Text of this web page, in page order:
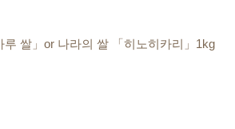
루 쌀」or 나라의 쌀 「히노히카리」1kg